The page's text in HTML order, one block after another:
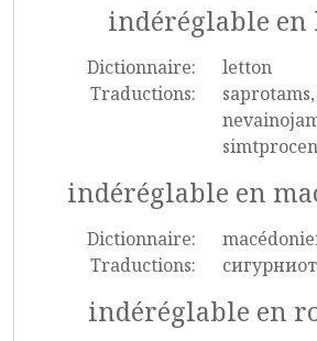
indéréglable en
Dictionnaire:
letton
Traductions:
indéréglable en
Dictionnaire:
Traductions:
сигурниот
indéréglable en